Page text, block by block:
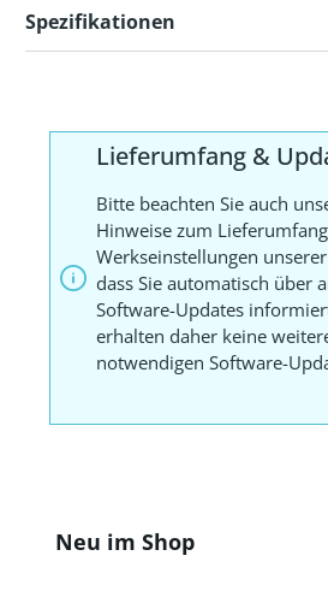
Spezifikationen
Lieferumfang &
Bitte beachten Sie auch
Hinweise zum
Werkseinstellungen
dass Sie automatisch über
Software-Updates
erhalten daher keine
notwendigen Software-
Produktgalerie überspringen
Neu im Shop